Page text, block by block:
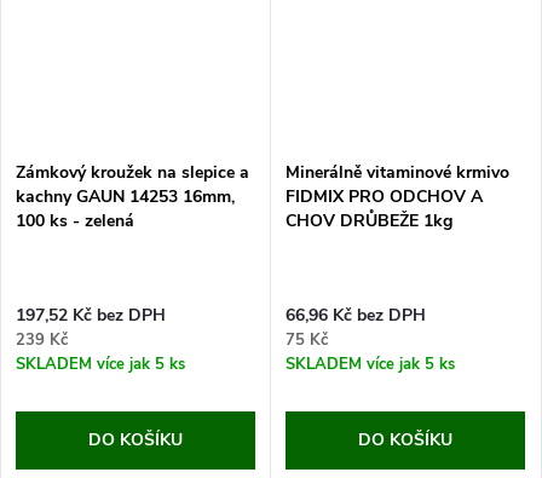
Zámkový kroužek na slepice a
kachny GAUN 14253 16mm,
100 ks - zelená
197,52 Kč bez DPH
239 Kč
SKLADEM více jak 5 ks
DO KOŠÍKU
Minerálně vitaminové krmivo
FIDMIX PRO ODCHOV A
CHOV DRŮBEŽE 1kg
66,96 Kč bez DPH
75 Kč
SKLADEM více jak 5 ks
DO KOŠÍKU